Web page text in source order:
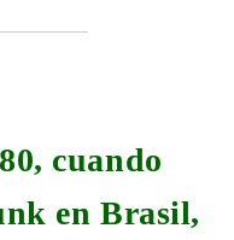
cuando
en Brasil,